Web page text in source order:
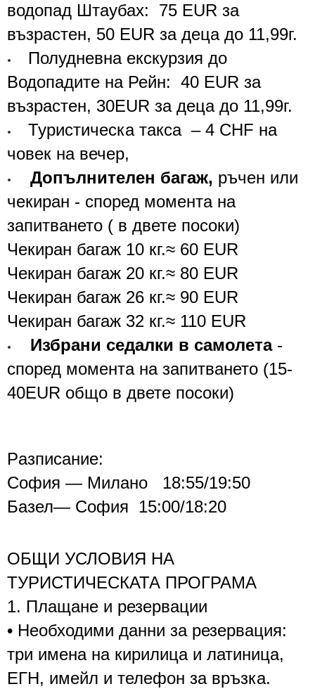
водопад Штаубах: 75 EUR за
възрастен, 50 EUR за деца до 11,99г.
• Полудневна екскурзия до
Водопадите на Рейн: 40 EUR за
възрастен, 30EUR за деца до 11,99г.
• Туристическа такса – 4 CHF на
човек на вечер,
• Допълнителен багаж, ръчен или
чекиран - според момента на
запитването ( в двете посоки)
Чекиран багаж 10 кг.≈ 60 EUR
Чекиран багаж 20 кг.≈ 80 EUR
Чекиран багаж 26 кг.≈ 90 EUR
Чекиран багаж 32 кг.≈ 110 EUR
• Избрани седалки в самолета -
според момента на запитването (15-
40EUR общо в двете посоки)
Разписание:
София — Милано 18:55/19:50
Базел— София 15:00/18:20
ОБЩИ УСЛОВИЯ НА
ТУРИСТИЧЕСКАТА ПРОГРАМА
1. Плащане и резервации
• Необходими данни за резервация:
три имена на кирилица и латиница,
ЕГН, имейл и телефон за връзка.